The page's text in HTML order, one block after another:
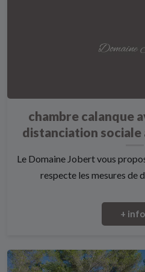
chambre calanque
distanciation sociale
Le Domaine Jobert vous
respecte les mesures de
+